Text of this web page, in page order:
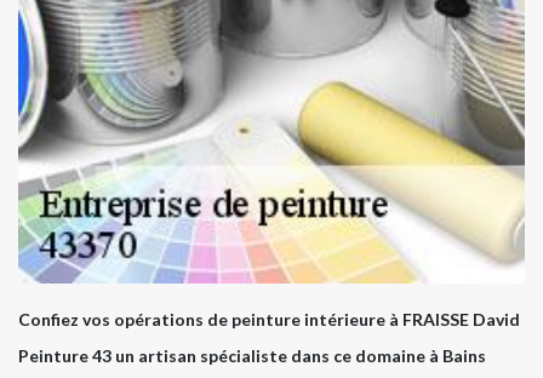
Confiez vos opérations de peinture intérieure à FRAISSE David
Peinture 43 un artisan spécialiste dans ce domaine à Bains